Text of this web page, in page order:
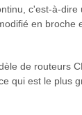
c'est-à-dire
en broche
de routeurs
qui est le plus